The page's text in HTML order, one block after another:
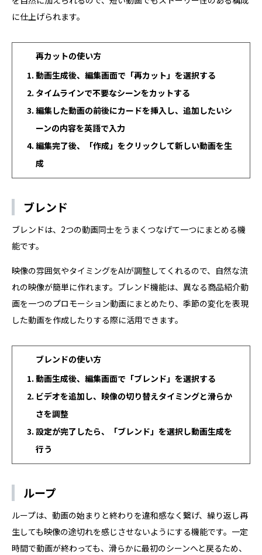
に仕上げられます。
再カットの使い方
動画生成後、編集画面で「再カット」を選択する
タイムラインで不要なシーンをカットする
編集した動画の前後にカードを挿入し、追加したいシ
ーンの内容を英語で入力
編集完了後、「作成」をクリックして新しい動画を生
成
ブレンド
ブレンドは、2つの動画同士をうまくつなげて一つにまとめる機
能です。
映像の雰囲気やタイミングをAIが調整してくれるので、自然な流
れの映像が簡単に作れます。ブレンド機能は、異なる商品紹介動
画を一つのプロモーション動画にまとめたり、季節の変化を表現
した動画を作成したりする際に活用できます。
ブレンドの使い方
動画生成後、編集画面で「ブレンド」を選択する
ビデオを追加し、映像の切り替えタイミングと滑らか
さを調整
設定が完了したら、「ブレンド」を選択し動画生成を
行う
ループ
ループは、動画の始まりと終わりを違和感なく繋げ、繰り返し再
生しても映像の途切れを感じさせないようにする機能です。一定
時間で動画が終わっても、滑らかに最初のシーンへと戻るため、